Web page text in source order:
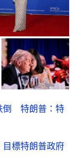
倒 特朗普：特
目標特朗普政府